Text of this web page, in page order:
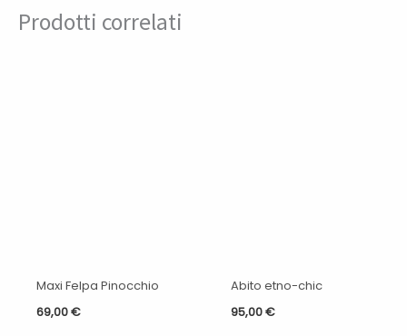
Prodotti correlati
Maxi Felpa Pinocchio
69,00€
Abito etno-chic
95,00€